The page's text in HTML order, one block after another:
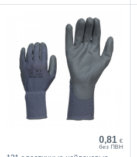
0,81 €
без ПВН